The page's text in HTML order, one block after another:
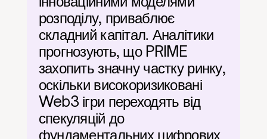
розподілу, приваблює
складний капітал. Аналітики
прогнозують, що PRIME
захопить значну частку ринку,
оскільки високоризиковані
Web3 ігри переходять від
спекуляцій до
фундаментальних цифрових